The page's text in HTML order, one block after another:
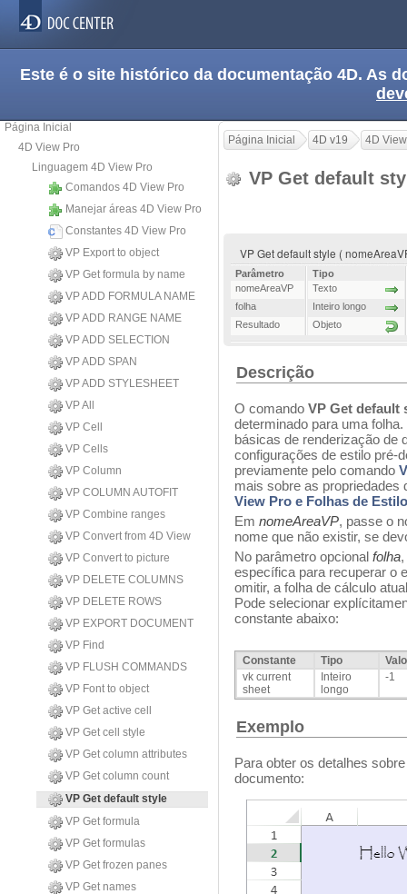
Este é o site histórico da documentação 4D. As
Página Inicial
4D View Pro
Linguagem 4D View Pro
Comandos 4D View Pro
Manejar áreas 4D View Pro
Constantes 4D View Pro
VP Export to object
VP Get formula by name
VP ADD FORMULA NAME
VP ADD RANGE NAME
VP ADD SELECTION
VP ADD SPAN
VP ADD STYLESHEET
VP All
VP Cell
VP Cells
VP Column
VP COLUMN AUTOFIT
VP Combine ranges
VP Convert from 4D View
VP Convert to picture
VP DELETE COLUMNS
VP DELETE ROWS
VP EXPORT DOCUMENT
VP Find
VP FLUSH COMMANDS
VP Font to object
VP Get active cell
VP Get cell style
VP Get column attributes
VP Get column count
VP Get default style
VP Get formula
VP Get formulas
VP Get frozen panes
VP Get names
Página Inicial 4D v19 4D
VP Get default
VP Get default style (
Parâmetro
Tipo
nomeAreaVP
Texto
folha
Inteiro longo
Resultado
Objeto
Descrição
O comando VP Get default
determinado para uma
básicas de renderização de
configurações de estilo pré-
previamente pelo comando
mais sobre as propriedades
View Pro e Folhas de Estilo
Em nomeAreaVP, passe o
nome que não existir, se
No parâmetro opcional folha
específica para recuperar o
omitir, a folha de cálculo
Pode selecionar
constante abaixo:
Constante Tipo
vk current
sheet
Inteiro
longo
-1
Exemplo
Para obter os detalhes
documento: